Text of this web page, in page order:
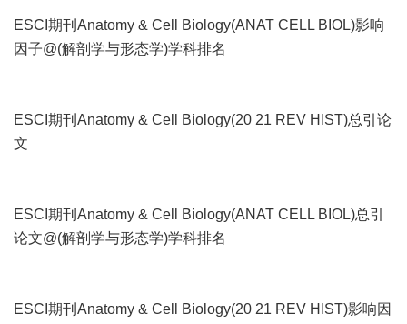
ESCI期刊Anatomy & Cell Biology(ANAT CELL BIOL)影响
因子@(解剖学与形态学)学科排名
ESCI期刊Anatomy & Cell Biology(20 21 REV HIST)总引论
文
ESCI期刊Anatomy & Cell Biology(ANAT CELL BIOL)总引
论文@(解剖学与形态学)学科排名
ESCI期刊Anatomy & Cell Biology(20 21 REV HIST)影响因